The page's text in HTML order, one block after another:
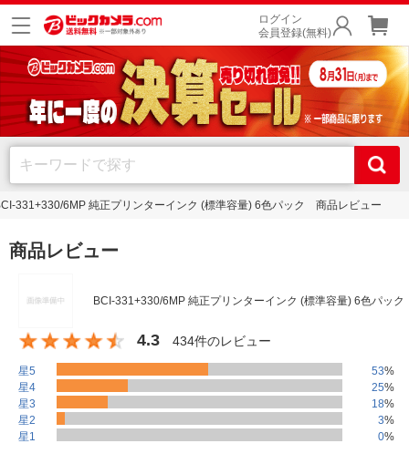
ログイン
会員登録(無料)
331+330/6MP 純正プリンターインク (標準容量) 6色パック 商品レビュー
商品レビュー
BCI-331+330/6MP 純正プリンターインク (標準容量) 6色パック
4.3 434件のレビュー
星5 53%
星4
25%
星3
18%
星2
3%
星1
0%